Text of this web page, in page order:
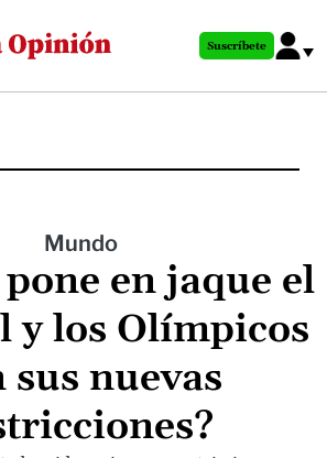
al
principal
Suscríbete
Mundo
en jaque el
y los Olímpicos
sus nuevas